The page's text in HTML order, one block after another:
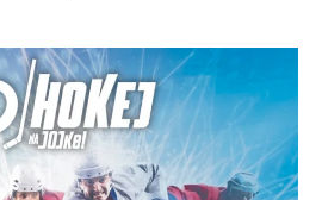
KONTAKT